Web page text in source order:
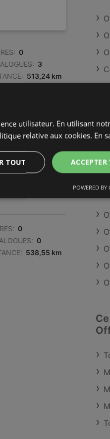
0
3
513,24 km
2
535,63 km
0
0
0
538,55 km
utilisateur. En utilisant
relative aux cookies. En
TOUT
POWERED BY